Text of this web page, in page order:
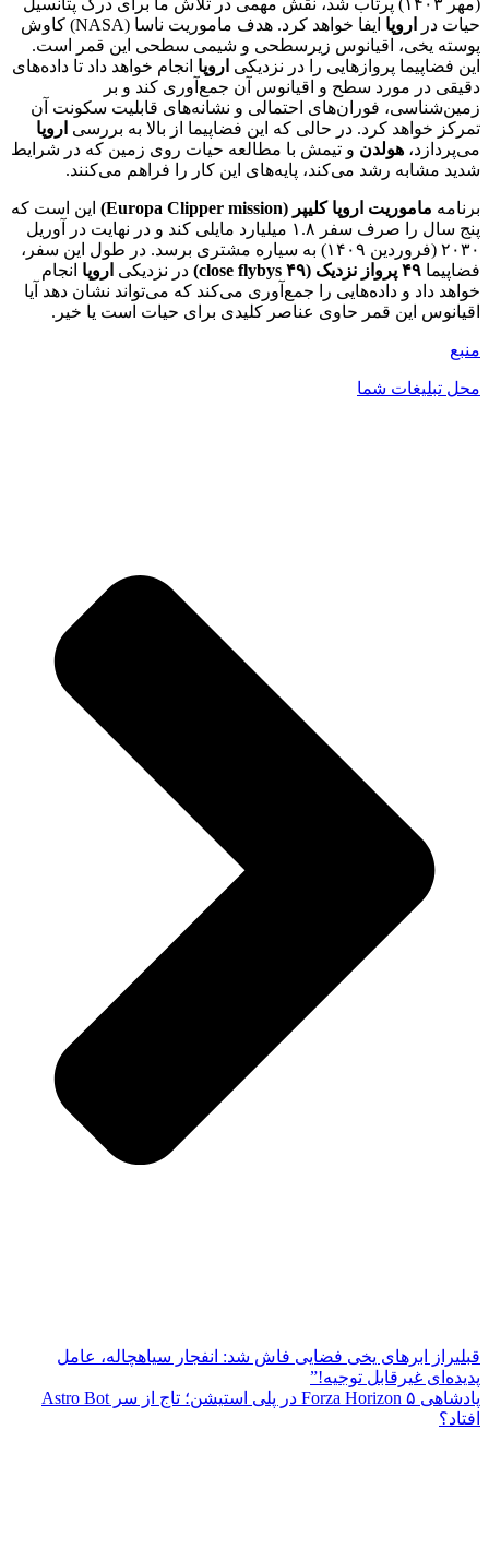
(مهر ۱۴۰۳) پرتاب شد، نقش مهمی در تلاش ما برای درک پتانسیل
حیات در
اروپا
ایفا خواهد کرد. هدف ماموریت ناسا (NASA) کاوش
پوسته یخی، اقیانوس زیرسطحی و شیمی سطحی این قمر است.
این فضاپیما پروازهایی را در نزدیکی اروپا انجام خواهد داد تا داده‌های
دقیقی در مورد سطح و اقیانوس آن جمع‌آوری کند و بر
زمین‌شناسی، فوران‌های احتمالی و نشانه‌های قابلیت سکونت آن
تمرکز خواهد کرد. در حالی که این فضاپیما از بالا به بررسی اروپا
می‌پردازد، هولدن و تیمش با مطالعه حیات روی زمین که در شرایط
شدید مشابه رشد می‌کند، پایه‌های این کار را فراهم می‌کنند.
برنامه ماموریت اروپا کلیپر (Europa Clipper mission)
این است که
پنج سال را صرف سفر ۱.۸ میلیارد مایلی کند و در نهایت در آوریل
۲۰۳۰ (فروردین ۱۴۰۹) به سیاره مشتری برسد. در طول این سفر،
فضاپیما ۴۹ پرواز نزدیک (۴۹ close flybys) در نزدیکی اروپا انجام
خواهد داد و داده‌هایی را جمع‌آوری می‌کند که می‌تواند نشان دهد آیا
اقیانوس این قمر حاوی عناصر کلیدی برای حیات است یا خیر.
منبع
محل تبلیغات شما
قبلیراز ابرهای یخی فضایی فاش شد: انفجار سیاهچاله، عامل
پدیده‌ای غیرقابل توجیه!”
پادشاهی Forza Horizon ۵ در پلی استیشن؛ تاج از سر Astro Bot
افتاد؟